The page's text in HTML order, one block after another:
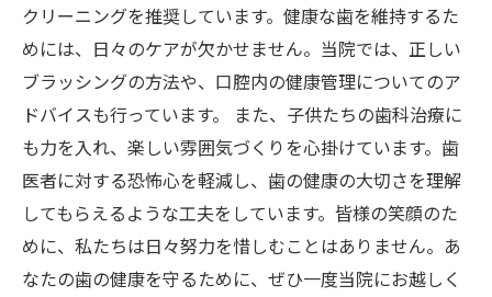
クリーニングを推奨しています。健康な歯を維持するた
めには、日々のケアが欠かせません。当院では、正しい
ブラッシングの方法や、口腔内の健康管理についてのア
ドバイスも行っています。 また、子供たちの歯科治療に
も力を入れ、楽しい雰囲気づくりを心掛けています。歯
医者に対する恐怖心を軽減し、歯の健康の大切さを理解
してもらえるような工夫をしています。皆様の笑顔のた
めに、私たちは日々努力を惜しむことはありません。あ
なたの歯の健康を守るために、ぜひ一度当院にお越しく